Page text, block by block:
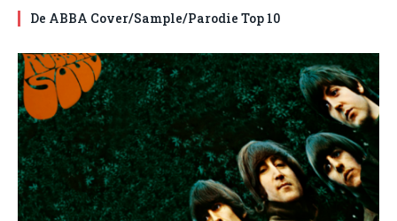
De ABBA Cover/Sample/Parodie Top 10